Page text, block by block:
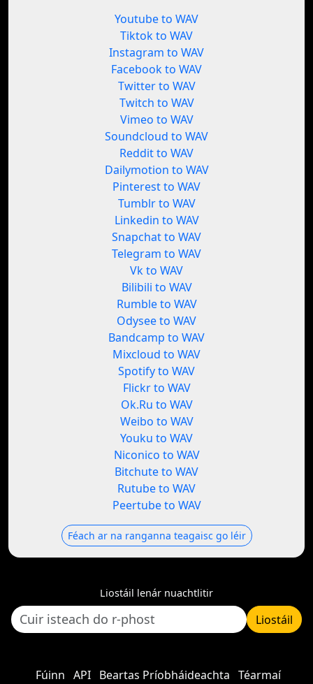
Youtube to WAV
Tiktok to WAV
Instagram to WAV
Facebook to WAV
Twitter to WAV
Twitch to WAV
Vimeo to WAV
Soundcloud to WAV
Reddit to WAV
Dailymotion to WAV
Pinterest to WAV
Tumblr to WAV
Linkedin to WAV
Snapchat to WAV
Telegram to WAV
Vk to WAV
Bilibili to WAV
Rumble to WAV
Odysee to WAV
Bandcamp to WAV
Mixcloud to WAV
Spotify to WAV
Flickr to WAV
Ok.Ru to WAV
Weibo to WAV
Youku to WAV
Niconico to WAV
Bitchute to WAV
Rutube to WAV
Peertube to WAV
Féach ar na ranganna teagaisc go léir
Liostáil lenár nuachtlitir
Liostáil
Fúinn API Beartas Príobháideachta Téarmaí